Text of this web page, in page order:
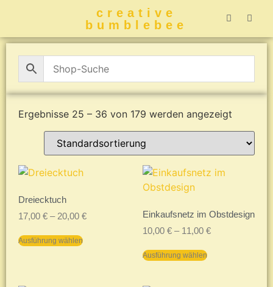
creative
bumblebee
Ergebnisse 25 – 36 von 179 werden angezeigt
Dreiecktuch
17,00 € – 20,00 €
Ausführung wählen
Einkaufsnetz im Obstdesign
10,00 € – 11,00 €
Ausführung wählen